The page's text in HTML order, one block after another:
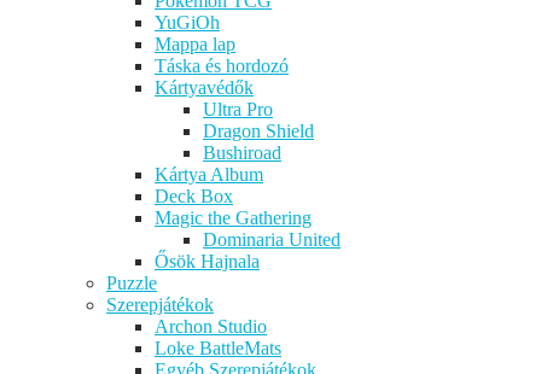
YuGiOh
Mappa lap
Táska és hordozó
Kártyavédők
Ultra Pro
Dragon Shield
Bushiroad
Kártya Album
Deck Box
Magic the Gathering
Dominaria United
Ősök Hajnala
Puzzle
Szerepjátékok
Archon Studio
Loke BattleMats
Egyéb Szerepjátékok